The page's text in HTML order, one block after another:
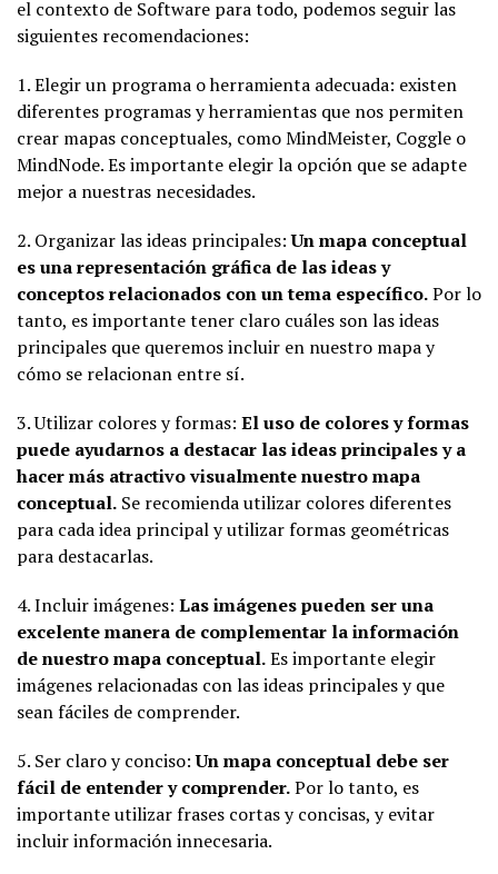
el contexto de Software para todo, podemos seguir las
siguientes recomendaciones:
1. Elegir un programa o herramienta adecuada: existen
diferentes programas y herramientas que nos permiten
crear mapas conceptuales, como MindMeister, Coggle o
MindNode. Es importante elegir la opción que se adapte
mejor a nuestras necesidades.
2. Organizar las ideas principales:Un mapa conceptual
es una representación gráfica de las ideas y
conceptos relacionados con un tema específico.Por lo
tanto, es importante tener claro cuáles son las ideas
principales que queremos incluir en nuestro mapa y
cómo se relacionan entre sí.
3. Utilizar colores y formas: El uso de colores y formas
puede ayudarnos a destacar las ideas principales y a
hacer más atractivo visualmente nuestro mapa
conceptual. Se recomienda utilizar colores diferentes
para cada idea principal y utilizar formas geométricas
para destacarlas.
4. Incluir imágenes: Las imágenes pueden ser una
excelente manera de complementar la información
de nuestro mapa conceptual.Es importante elegir
imágenes relacionadas con las ideas principales y que
sean fáciles de comprender.
5. Ser claro y conciso:Un mapa conceptual debe ser
fácil de entender y comprender.Por lo tanto, es
importante utilizar frases cortas y concisas, y evitar
incluir información innecesaria.